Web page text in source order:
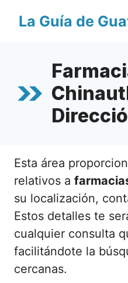
La Guía de
Esta área
relativos a
su localización,
Estos detalles te
cualquier consulta
facilitándote la
cercanas.